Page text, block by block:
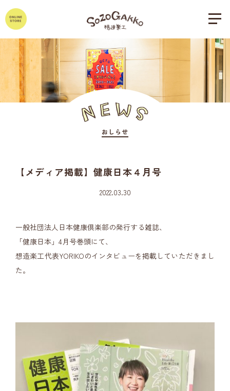
おしらせ
【メディア掲載】健康日本４月号
2022.03.30
一般社団法人日本健康倶楽部の発行する雑誌、
「健康日本」4月号巻頭にて、
想造楽工代表YORIKOのインタビューを掲載していただきまし
た。